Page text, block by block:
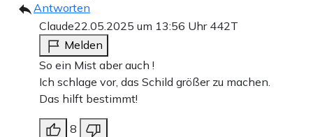
Antworten
Claude22.05.2025 um 13:56 Uhr 442T
Melden
So ein Mist aber auch !
Ich schlage vor, das Schild größer zu machen.
Das hilft bestimmt!
8